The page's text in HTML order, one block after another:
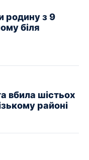
родину з 9
біля
вбила шістьох
районі